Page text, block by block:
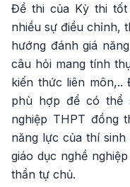
Đề thi của Kỳ thi tốt
nhiều sự điều chỉnh,
hướng đánh giá
câu hỏi mang tính
kiến thức liên
phù hợp để có thể
nghiệp THPT đồng
năng lực của thí
giáo dục nghề
thần tự chủ.